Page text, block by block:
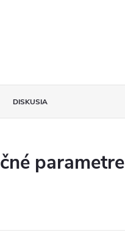
DISKUSIA
parametre